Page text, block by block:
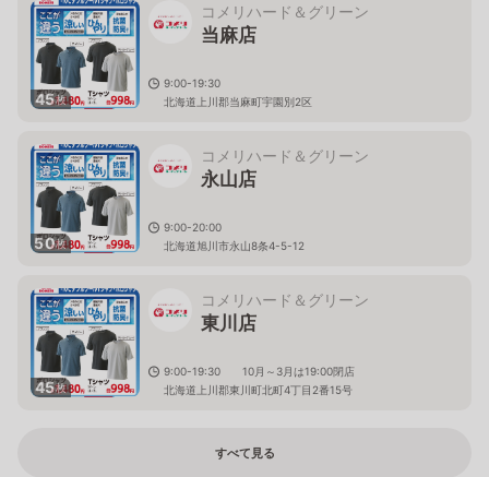
45枚
コメリハード＆グリーン
当麻店
9:00-19:30
北海道上川郡当麻町宇園別2区
50枚
コメリハード＆グリーン
永山店
9:00-20:00
北海道旭川市永山8条4-5-12
45枚
コメリハード＆グリーン
東川店
9:00-19:30 10月～3月は19:00閉店
北海道上川郡東川町北町4丁目2番15号
すべて見る